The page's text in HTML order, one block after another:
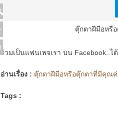
ตุ๊กตาฝีมือหรื
ร่วมเป็นแฟนเพจเรา บน Facebook..ไ
อ่านเรื่อง : ตุ๊กตาฝีมือหรือตุ๊กตาที่มีคุณ
Tags :